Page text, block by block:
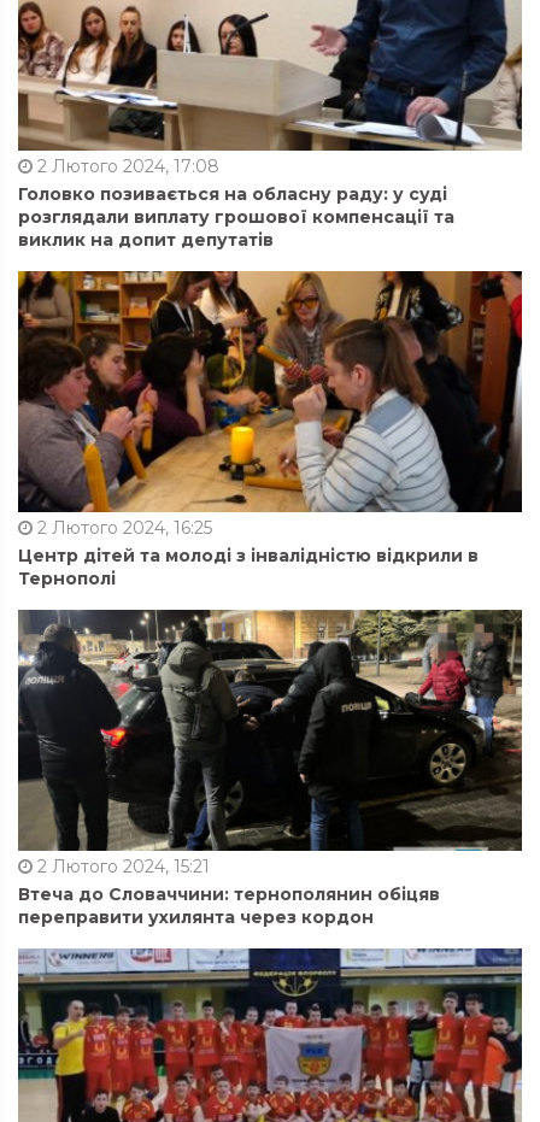
2 Лютого 2024, 17:08
Головко позивається на обласну раду: у суді
розглядали виплату грошової компенсації та
виклик на допит депутатів
2 Лютого 2024, 16:25
Центр дітей та молоді з інвалідністю відкрили в
Тернополі
2 Лютого 2024, 15:21
Втеча до Словаччини: тернополянин обіцяв
переправити ухилянта через кордон